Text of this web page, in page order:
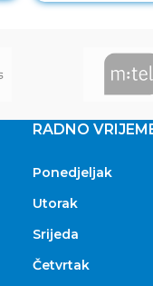
RADNO
Ponedjeljak
Utorak
Srijeda
Četvrtak